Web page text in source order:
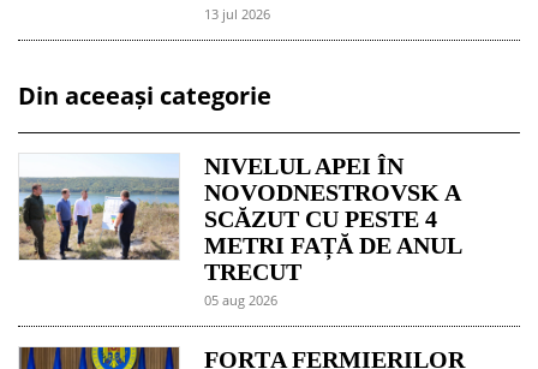
13 jul 2026
Din aceeași categorie
NIVELUL APEI ÎN
NOVODNESTROVSK A
SCĂZUT CU PESTE 4
METRI FAȚĂ DE ANUL
TRECUT
05 aug 2026
FORȚA FERMIERILOR